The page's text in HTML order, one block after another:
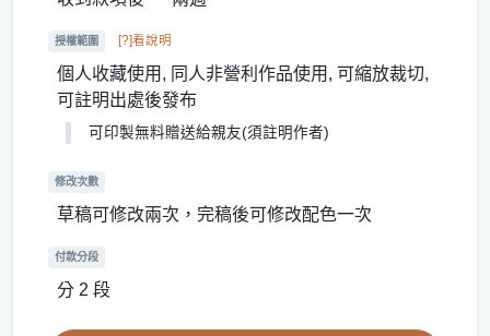
授權範圍 [?]看說明
個人收藏使用, 同人非營利作品使用, 可縮放裁切,
可註明出處後發布
可印製無料贈送給親友(須註明作者)
修改次數
草稿可修改兩次，完稿後可修改配色一次
付款分段
分 2 段